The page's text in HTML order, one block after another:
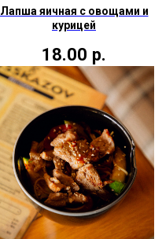
Лапша яичная с овощами и
курицей
18.00 р.